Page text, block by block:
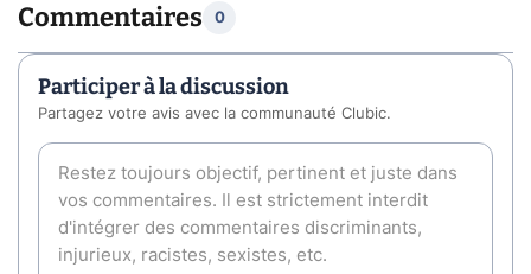
Commentaires 0
Participer à la discussion
Partagez votre avis avec la communauté Clubic.